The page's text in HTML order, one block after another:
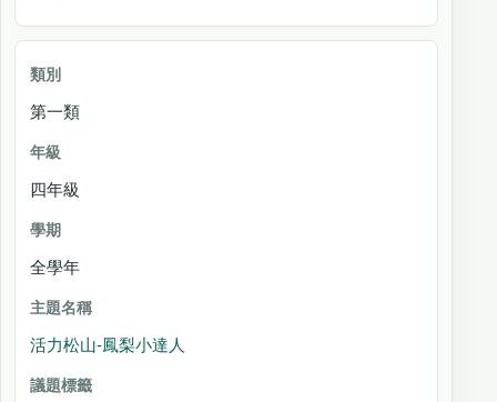
第一類
四年級
全學年
活力松山-鳳梨小達人